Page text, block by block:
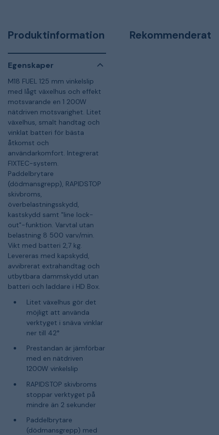
Produktinformation
Egenskaper
M18 FUEL 125 mm vinkelslip
med lågt växelhus och effekt
motsvarande en 1 200W
nätdriven motsvarighet. Litet
växelhus, smalt handtag och
vinklat batteri för bästa
åtkomst och
användarkomfort. Integrerat
FIXTEC-system.
Paddelbrytare
(dödmansgrepp), RAPIDSTOP
skivbroms,
överbelastningsskydd,
kastskydd samt "line lock-
out"-funktion. Varvtal utan
belastning 8 500 varv/min.
Vikt med batteri 2,7 kg.
Levereras med kapskydd,
avvibrerat extrahandtag och
utbytbara dammskydd utan
batteri och laddare i HD Box.
Litet växelhus gör det
möjligt att använda
verktyget i snäva vinklar
ner till 42°
Prestandan är jämförbar
med en nätdriven
1200W vinkelslip
RAPIDSTOP skivbroms
stoppar verktyget på
mindre än 2 sekunder
Paddelbrytare
(dödmansgrepp) med
Rekommenderat